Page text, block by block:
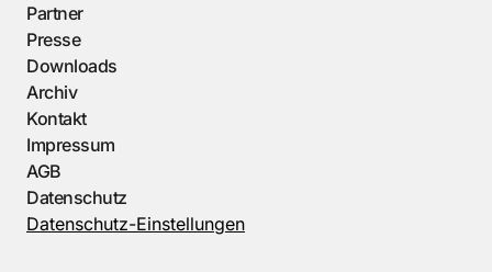
Partner
Presse
Downloads
Archiv
Kontakt
Impressum
AGB
Datenschutz
Datenschutz-Einstellungen